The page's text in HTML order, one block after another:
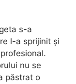
s-a
l-a sprijinit și
nu se
păstrat o